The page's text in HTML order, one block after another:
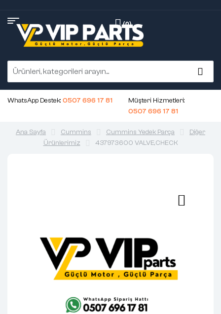
(0)
WhatsApp Destek: 0507 696 17 81
Müşteri Hizmetleri:
0507 696 17 81
Ana Sayfa Cummins Cummins Yedek Parça
Diğer
Ürünlerimiz
437973600 VALVE,CHECK